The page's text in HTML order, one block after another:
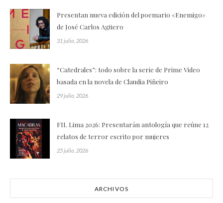
Presentan nueva edición del poemario «Enemigo»
de José Carlos Agüero
31 julio, 2026
“Catedrales”: todo sobre la serie de Prime Video
basada en la novela de Claudia Piñeiro
29 julio, 2026
FIL Lima 2026: Presentarán antología que reúne 12
relatos de terror escrito por mujeres
25 julio, 2026
ARCHIVOS